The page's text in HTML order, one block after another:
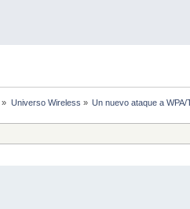
» Universo Wireless » Un nuevo ataque a WPA/